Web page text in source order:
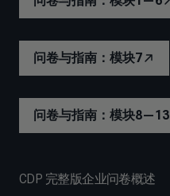
问卷与指南：模块7
问卷与指南：模块8—13
CDP 完整版企业问卷概述